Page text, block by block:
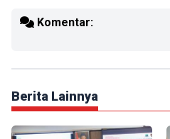
Komentar:
Berita Lainnya